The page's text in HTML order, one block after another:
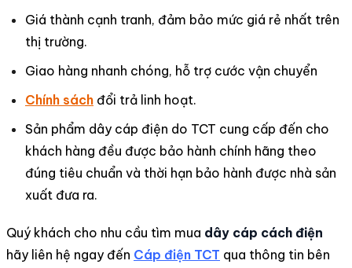
Giá thành cạnh tranh, đảm bảo mức giá rẻ nhất trên
thị trường.
Giao hàng nhanh chóng, hỗ trợ cước vận chuyển
Chính sách đổi trả linh hoạt.
Sản phẩm dây cáp điện do TCT cung cấp đến cho
khách hàng đều được bảo hành chính hãng theo
đúng tiêu chuẩn và thời hạn bảo hành được nhà sản
xuất đưa ra.
Quý khách cho nhu cầu tìm mua dây cáp cách điện
hãy liên hệ ngay đến Cáp điện TCT qua thông tin bên